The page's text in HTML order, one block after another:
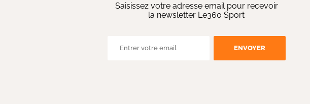
Saisissez votre adresse email pour recevoir
la newsletter Le360 Sport
ENVOYER